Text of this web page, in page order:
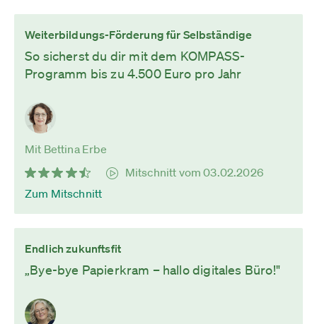
Weiterbildungs-Förderung für Selbständige
So sicherst du dir mit dem KOMPASS-
Programm bis zu 4.500 Euro pro Jahr
Mit Bettina Erbe
Mitschnitt vom 03.02.2026
Zum Mitschnitt
Endlich zukunftsfit
„Bye-bye Papierkram – hallo digitales Büro!"